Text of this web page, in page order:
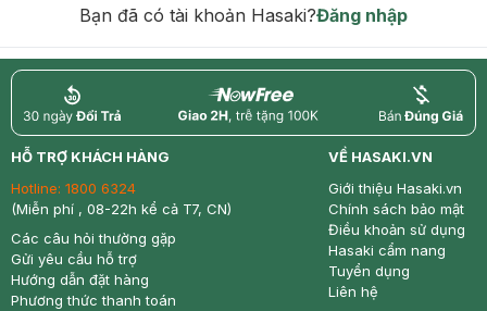
Bạn đã có tài khoản Hasaki?Đăng nhập
return nowfree price
HỖ TRỢ KHÁCH HÀNG
Hotline: 1800 6324
(Miễn phí , 08-22h kể cả T7, CN)
Các câu hỏi thường gặp
Gửi yêu cầu hỗ trợ
Hướng dẫn đặt hàng
Phương thức thanh toán
VỀ HASAKI.VN
Giới thiệu Hasaki.vn
Chính sách bảo mật
Điều khoản sử dụng
Hasaki cẩm nang
Tuyển dụng
Liên hệ